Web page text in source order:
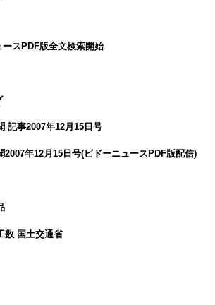
スPDF版全文検索開始
記事2007年12月15日号
2007年12月15日号(ビドーニュースPDF版配信)
数 国土交通省